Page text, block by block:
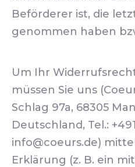
Beförderer ist, die
genommen haben
Um Ihr
müssen Sie uns
Schlag 97a, 68305
Deutschland, Tel.:
info@coeurs.de)
Erklärung (z. B. ein